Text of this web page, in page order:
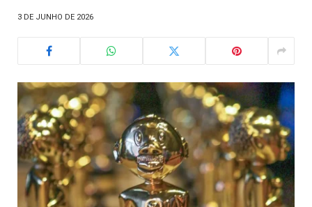
3 DE JUNHO DE 2026